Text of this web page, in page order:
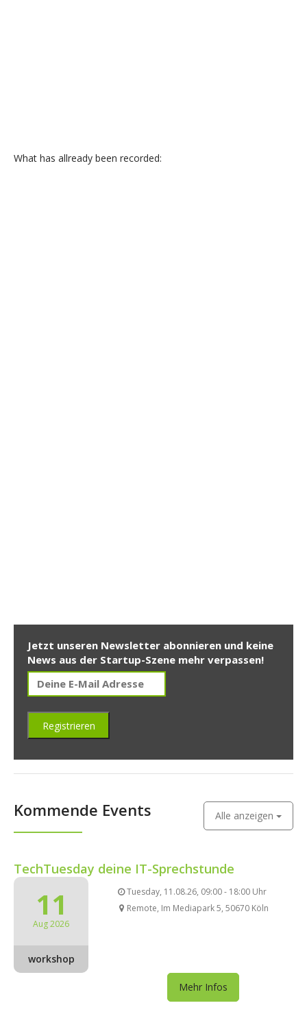
What has allready been recorded:
Jetzt unseren Newsletter abonnieren und keine
News aus der Startup-Szene mehr verpassen!
Kommende Events Alle anzeigen
TechTuesday deine IT-Sprechstunde
11
Aug 2026
workshop
Tuesday, 11.08.26, 09:00 - 18:00 Uhr
Remote, Im Mediapark 5, 50670 Köln
Mehr Infos